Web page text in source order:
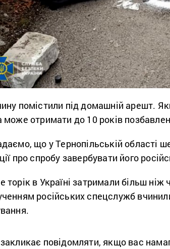
помістили під домашній арешт.
може отримати до 10 років
що у Тернопільській області
про спробу завербувати його
торік в Україні затримали більш ніж
російських спецслужб
повідомляти, якщо вас